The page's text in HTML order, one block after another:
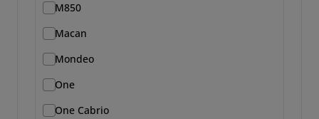
M850
Macan
Mondeo
One
One Cabrio